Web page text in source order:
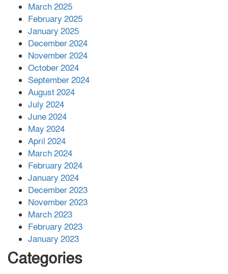
সহায়তা দিলেন সাচিং প্রু জেরী
March 2025
February 2025
January 2025
December 2024
November 2024
October 2024
September 2024
August 2024
July 2024
June 2024
May 2024
April 2024
March 2024
February 2024
January 2024
December 2023
November 2023
March 2023
February 2023
January 2023
Categories